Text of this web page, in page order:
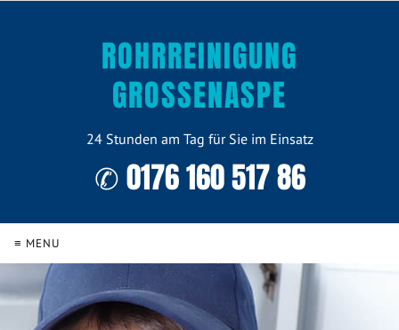
ROHRREINIGUNG
GROSSENASPE
24 Stunden am Tag für Sie im Einsatz
✆ 0176 160 517 86
≡ MENU